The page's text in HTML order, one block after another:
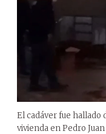
El cadáver fue
vivienda en Pedro